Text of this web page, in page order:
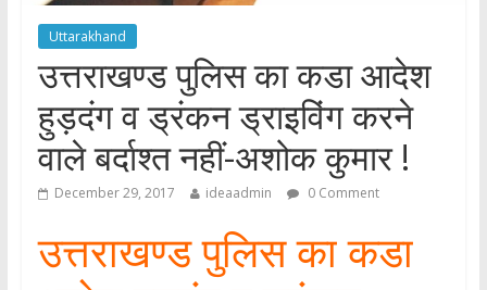
Uttarakhand
उत्तराखण्ड पुलिस का कडा आदेश
हुड़दंग व ड्रंकन ड्राइविंग करने
वाले बर्दाश्त नहीं-अशोक कुमार !
December 29, 2017 ideaadmin 0 Comment
उत्तराखण्ड पुलिस का कडा